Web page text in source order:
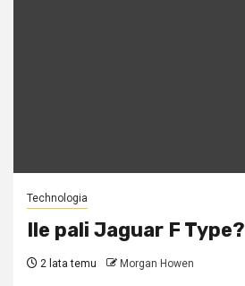
Technologia
Ile pali Jaguar F Type?
2 lata temu Morgan Howen